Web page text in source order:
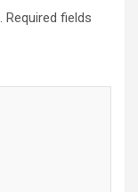
Required fields